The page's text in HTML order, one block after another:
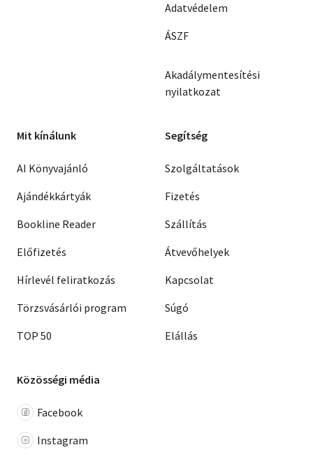
Adatvédelem
ÁSZF
Akadálymentesítési
nyilatkozat
Mit kínálunk
AI Könyvajánló
Ajándékkártyák
Bookline Reader
Előfizetés
Hírlevél feliratkozás
Törzsvásárlói program
TOP 50
Segítség
Szolgáltatások
Fizetés
Szállítás
Átvevőhelyek
Kapcsolat
Súgó
Elállás
Közösségi média
Facebook
Instagram